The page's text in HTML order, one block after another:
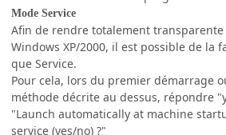
Mode Service
Afin de rendre totalement transparente
Windows XP/2000, il est possible de la
que Service.
Pour cela, lors du premier démarrage
méthode décrite au dessus, répondre
"Launch automatically at machine
service (yes/no) ?"